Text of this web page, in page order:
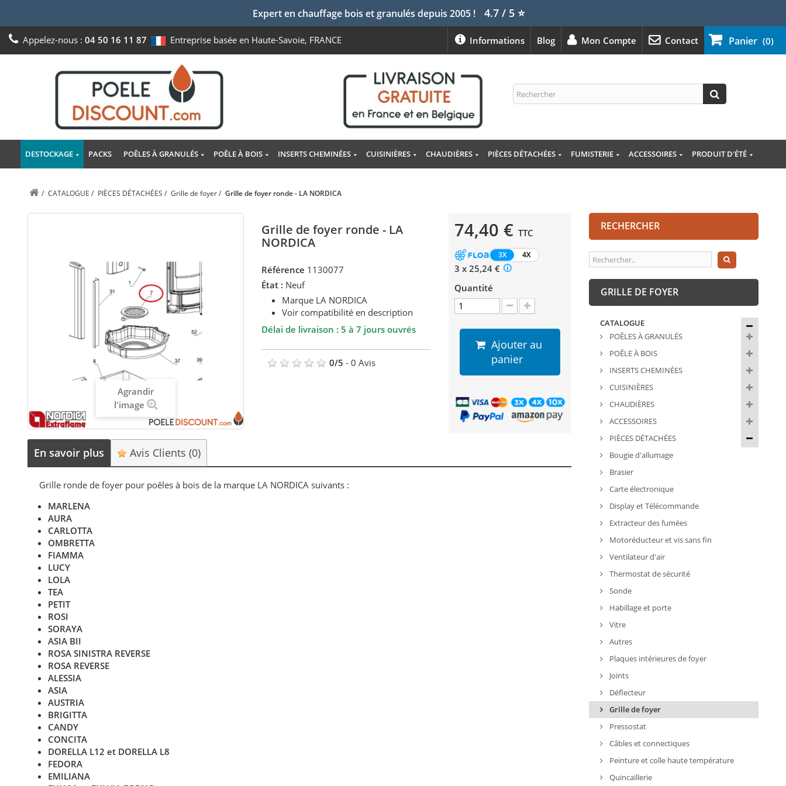
Expert en chauffage bois et granulés depuis 2005 ! 4.7 / 5⭐
Panier (0)
Appelez-nous : 04 50 16 11 87 Entreprise basée en Haute-Savoie, FRANCE Contact
Mon Compte
Blog
Informations
DESTOCKAGE PACKS POÊLES À GRANULÉS POÊLE À BOIS INSERTS CHEMINÉES CUISINIÈRES CHAUDIÈRES PIÈCES DÉTACHÉES FUMISTERIE ACCESSOIRES PRODUIT D'ÉTÉ
/ CATALOGUE / PIÈCES DÉTACHÉES / Grille de foyer/ Grille de foyer ronde - LA NORDICA
Agrandir
l'image
Grille de foyer ronde - LA
NORDICA
Référence 1130077
État : Neuf
Marque LA NORDICA
Voir compatibilité en description
Délai de livraison : 5 à 7 jours ouvrés
0/5 - 0 Avis
74,40 € TTC
3X 4X
3 x 25,24 €
Quantité
Ajouter au
panier
En savoir plus Avis Clients(0)
Grille ronde de foyer pour poêles à bois de la marque LA NORDICA suivants :
MARLENA
AURA
CARLOTTA
OMBRETTA
FIAMMA
LUCY
LOLA
TEA
PETIT
ROSI
SORAYA
ASIA BII
ROSA SINISTRA REVERSE
ROSA REVERSE
ALESSIA
ASIA
AUSTRIA
BRIGITTA
CANDY
CONCITA
DORELLA L12 et DORELLA L8
FEDORA
EMILIANA
RECHERCHER
GRILLE DE FOYER
CATALOGUE
POÊLES À GRANULÉS
POÊLE À BOIS
INSERTS CHEMINÉES
CUISINIÈRES
CHAUDIÈRES
ACCESSOIRES
PIÈCES DÉTACHÉES
Bougie d'allumage
Brasier
Carte électronique
Display et Télécommande
Extracteur des fumées
Motoréducteur et vis sans fin
Ventilateur d'air
Thermostat de sécurité
Sonde
Habillage et porte
Vitre
Autres
Plaques intérieures de foyer
Joints
Déflecteur
Grille de foyer
Pressostat
Câbles et connectiques
Peinture et colle haute température
Quincaillerie